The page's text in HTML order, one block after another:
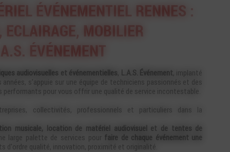
ÉVÉNEMENTIEL RENNES :
ECLAIRAGE, MOBILIER
ÉVÉNEMENT
audiovisuelles et événementielles, L.A.S. Événement, implanté
années, s’appuie sur une équipe de techniciens passionnés et des
pour vous offrir une qualité de service incontestable.
collectivités, professionnels et particuliers dans la
musicale, location de matériel audiovisuel et de tentes de
large palette de services pour
faire de chaque événement une
d'ordre qualité, innovation, proximité et originalité.